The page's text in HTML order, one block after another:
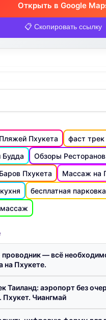
Открыть в Google
📋 Скопировать ссылку
Пхукета фаст трек
Будда
Обзоры
Пхукета
Массаж на
бесплатная парковка
проводник — всё
на Пхукете.
Таиланд: аэропорт без
Пхукет. Чиангмай